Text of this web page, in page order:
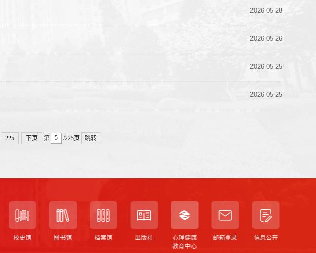
2026-05-28
2026-05-26
2026-05-25
2026-05-25
225 下页 第 /225页 跳转
校史馆 图书馆 档案馆 出版社
心理健康
教育中心
邮箱登录 信息公开